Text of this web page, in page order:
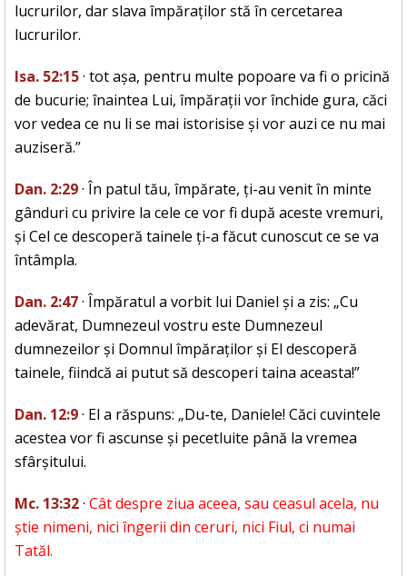
lucrurilor, dar slava împăraților stă în cercetarea
lucrurilor.
Isa. 52:15· tot așa, pentru multe popoare va fi o pricină
de bucurie; înaintea Lui, împărații vor închide gura, căci
vor vedea ce nu li se mai istorisise și vor auzi ce nu mai
auziseră.”
Dan. 2:29· În patul tău, împărate, ți-au venit în minte
gânduri cu privire la cele ce vor fi după aceste vremuri,
și Cel ce descoperă tainele ți-a făcut cunoscut ce se va
întâmpla.
Dan. 2:47· Împăratul a vorbit lui Daniel și a zis: „Cu
adevărat, Dumnezeul vostru este Dumnezeul
dumnezeilor și Domnul împăraților și El descoperă
tainele, fiindcă ai putut să descoperi taina aceasta!”
Dan. 12:9· El a răspuns: „Du-te, Daniele! Căci cuvintele
acestea vor fi ascunse și pecetluite până la vremea
sfârșitului.
Mc. 13:32· Cât despre ziua aceea, sau ceasul acela, nu
știe nimeni, nici îngerii din ceruri, nici Fiul, ci numai
Tatăl.